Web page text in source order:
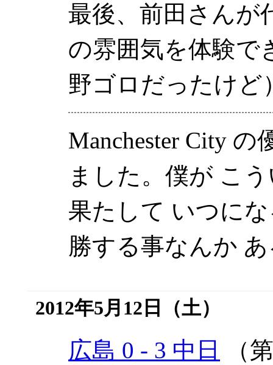
最後、前田さんが
の雰囲気を体験で
野ゴロだったけど
Manchester City の
ました。僕が こ
果たして いつに
勝する事なんか
2012年5月12日（土）
広島 0 - 3 中日 （